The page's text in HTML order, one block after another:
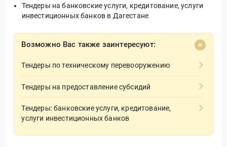
Тендеры на банковские услуги, кредитование, услуги
инвестиционных банков в Дагестане
Возможно Вас также заинтересуют:
Тендеры по техническому перевооружению
Тендеры на предоставление субсидий
Тендеры: банковские услуги, кредитование,
услуги инвестиционных банков